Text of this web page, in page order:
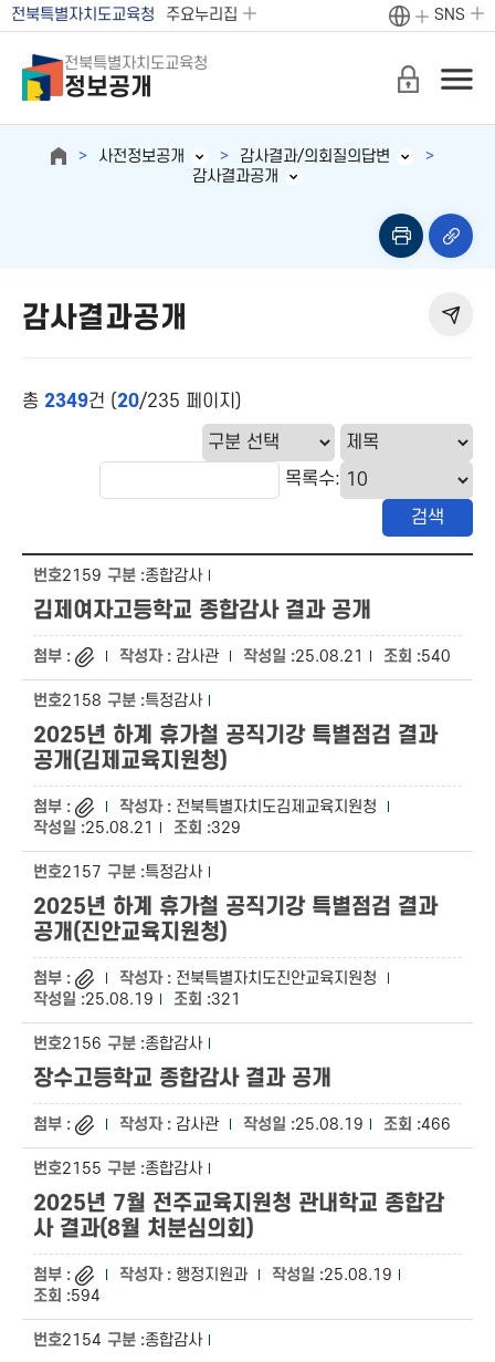
전북특별자치도교육청 주요누리집 SNS
전북특별자치도교육청
정보공개
사전정보공개
감사결과/의회질의답변
감사결과공개
감사결과공개
총 2349건 (20/235 페이지)
목록수:
2159 종합감사
김제여자고등학교 종합감사 결과 공개
감사관 25.08.21 540
2158 특정감사
2025년 하계 휴가철 공직기강 특별점검 결과
공개(김제교육지원청)
전북특별자치도김제교육지원청
25.08.21
329
2157 특정감사
2025년 하계 휴가철 공직기강 특별점검 결과
공개(진안교육지원청)
전북특별자치도진안교육지원청
25.08.19
321
2156 종합감사
장수고등학교 종합감사 결과 공개
감사관 25.08.19 466
2155 종합감사
2025년 7월 전주교육지원청 관내학교 종합감
사 결과(8월 처분심의회)
행정지원과
25.08.19
594
2154 종합감사